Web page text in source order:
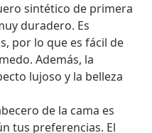
sintético de primera
duradero. Es
por lo que es fácil de
Además, la
lujoso y la belleza
de la cama es
tus preferencias. El